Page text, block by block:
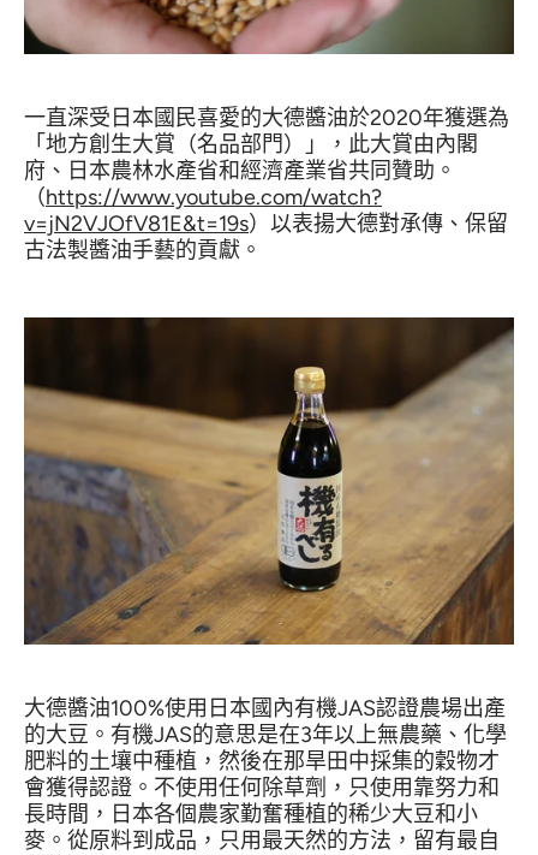
一直深受日本國民喜愛的大德醬油於2020年獲選為
「地方創生大賞（名品部門）」，此大賞由內閣
府、日本農林水產省和經濟產業省共同贊助。
（https://www.youtube.com/watch?
v=jN2VJOfV81E&t=19s）以表揚大德對承傳、保留
古法製醬油手藝的貢獻。
大德醬油100%使用日本國內有機JAS認證農場出產
的大豆。有機JAS的意思是在3年以上無農藥、化學
肥料的土壤中種植，然後在那旱田中採集的穀物才
會獲得認證。不使用任何除草劑，只使用靠努力和
長時間，日本各個農家勤奮種植的稀少大豆和小
麥。從原料到成品，只用最天然的方法，留有最自